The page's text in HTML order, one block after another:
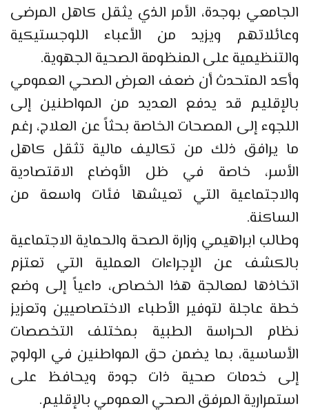
الجامعي بوجدة، الأمر الذي يثقل كاهل المرضى
وعائلاتهم ويزيد من الأعباء اللوجستيكية
والتنظيمية على المنظومة الصحية الجهوية.
وأكد المتحدث أن ضعف العرض الصحي العمومي
بالإقليم قد يدفع العديد من المواطنين إلى
اللجوء إلى المصحات الخاصة بحثاً عن العلاج، رغم
ما يرافق ذلك من تكاليف مالية تثقل كاهل
الأسر، خاصة في ظل الأوضاع الاقتصادية
والاجتماعية التي تعيشها فئات واسعة من
الساكنة.
وطالب ابراهيمي وزارة الصحة والحماية الاجتماعية
بالكشف عن الإجراءات العملية التي تعتزم
اتخاذها لمعالجة هذا الخصاص، داعياً إلى وضع
خطة عاجلة لتوفير الأطباء الاختصاصيين وتعزيز
نظام الحراسة الطبية بمختلف التخصصات
الأساسية، بما يضمن حق المواطنين في الولوج
إلى خدمات صحية ذات جودة ويحافظ على
استمرارية المرفق الصحي العمومي بالإقليم.